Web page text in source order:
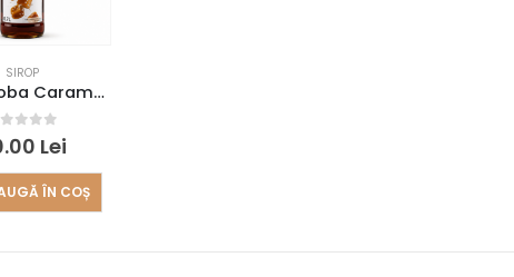
SIROP
Sirop Rioba Caramela cu sare 0.7l
of 5
Lei
ÎN COȘ